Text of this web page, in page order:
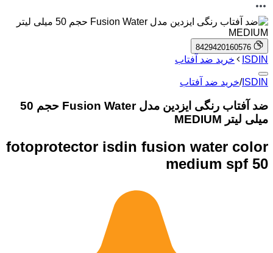
8429420160576
ISDIN خرید ضد آفتاب
ISDIN
/خرید ضد آفتاب
ضد آفتاب رنگی ایزدین مدل Fusion Water حجم 50
میلی لیتر MEDIUM
fotoprotector isdin fusion water color
medium spf 50